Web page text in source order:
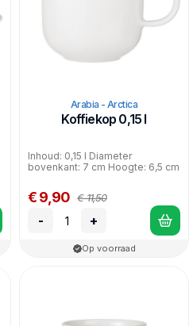
Arabia - Arctica
Koffiekop 0,15 l
Inhoud: 0,15 l Diameter
bovenkant: 7 cm Hoogte: 6,5 cm
€ 9,90 € 11,50
- +
Op voorraad